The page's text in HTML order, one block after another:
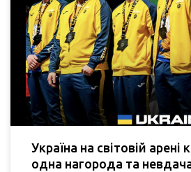
Україна на світовій арені
одна нагорода та